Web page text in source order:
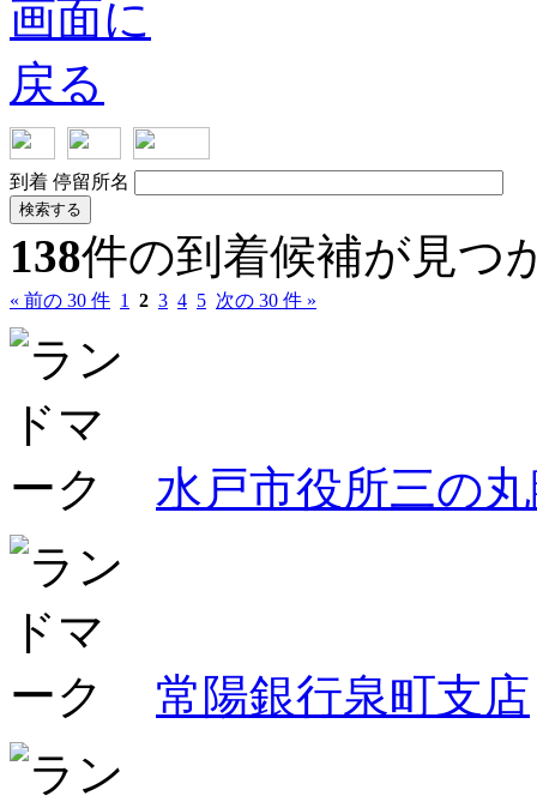
到着 停留所名
検索する
138件の到着候補が見つ
« 前の 30 件 1 2 3 4 5 次の 30 件 »
水戸市役所三の
常陽銀行泉町支店